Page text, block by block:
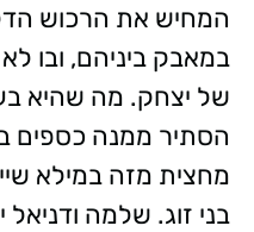
המחיש את הרכוש
במאבק ביניהם, ובו
של יצחק. מה שהיא
הסתיר ממנה כספים
מחצית מזה במילא
בני זוג. שלמה